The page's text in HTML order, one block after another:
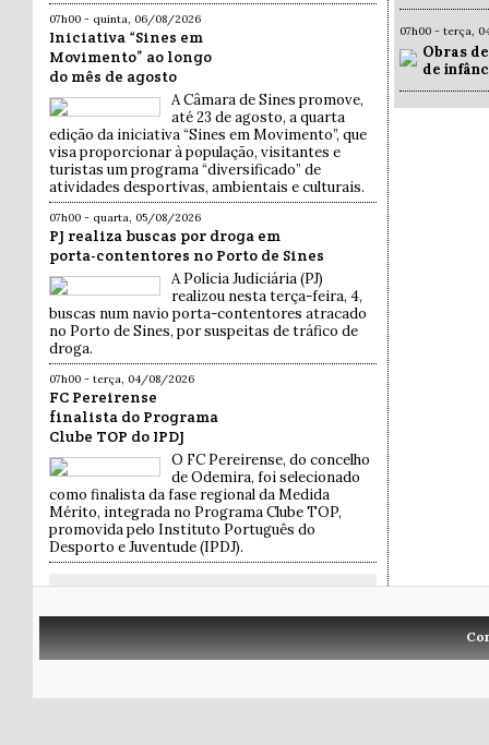
07h00 - quinta, 06/08/2026
Iniciativa “Sines em
Movimento” ao longo
do mês de agosto
A Câmara de Sines promove,
até 23 de agosto, a quarta
edição da iniciativa “Sines em Movimento”, que
visa proporcionar à população, visitantes e
turistas um programa “diversificado” de
atividades desportivas, ambientais e culturais.
07h00 - quarta, 05/08/2026
PJ realiza buscas por droga em
porta-contentores no Porto de Sines
A Polícia Judiciária (PJ)
realizou nesta terça-feira, 4,
buscas num navio porta-contentores atracado
no Porto de Sines, por suspeitas de tráfico de
droga.
07h00 - terça, 04/08/2026
FC Pereirense
finalista do Programa
Clube TOP do IPDJ
O FC Pereirense, do concelho
de Odemira, foi selecionado
como finalista da fase regional da Medida
Mérito, integrada no Programa Clube TOP,
promovida pelo Instituto Português do
Desporto e Juventude (IPDJ).
07h00 - terça,
Obras
de